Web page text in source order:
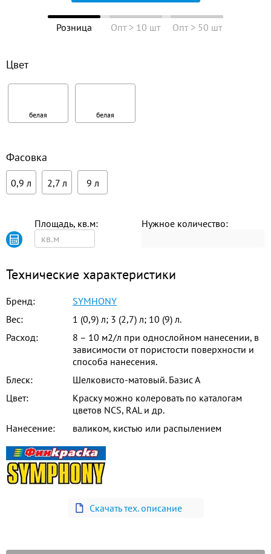
Розница Опт > 10 шт Опт > 50 шт
Цвет
белая белая
Фасовка
0,9 л 2,7 л 9 л
Площадь, кв.м: Нужное количество:
Технические характеристики
Скачать тех. описание
Бренд:
SYMHONY
Вес:
1 (0,9) л; 3 (2,7) л; 10 (9) л.
Расход:
8 – 10 м2/л при однослойном нанесении, в
зависимости от пористости поверхности и
способа нанесения.
Блеск:
Шелковисто-матовый. Базис А
Цвет:
Краску можно колеровать по каталогам
цветов NCS, RAL и др.
Нанесение:
валиком, кистью или распылением